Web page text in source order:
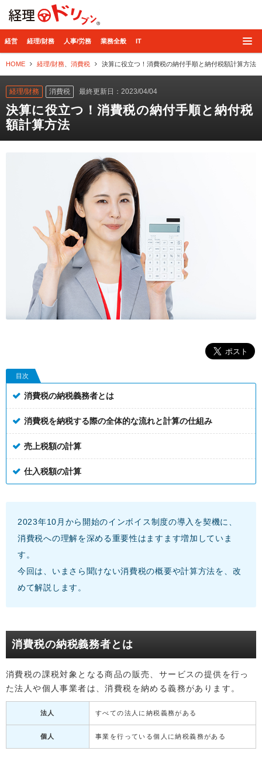
経営 経理/財務 人事/労務 業務全般 IT
HOME 経理/財務 消費税 決算に役立つ！消費税の納付手順と納付税額計算方法
経理/財務 消費税 最終更新日：2023/04/04
決算に役立つ！消費税の納付手順と納付税
額計算方法
目次
消費税の納税義務者とは
消費税を納税する際の全体的な流れと計算の仕組み
売上税額の計算
仕入税額の計算
2023年10月から開始のインボイス制度の導入を契機に、
消費税への理解を深める重要性はますます増加していま
す。
今回は、いまさら聞けない消費税の概要や計算方法を、改
めて解説します。
消費税の納税義務者とは
消費税の課税対象となる商品の販売、サービスの提供を行っ
た法人や個人事業者は、消費税を納める義務があります。
法人 すべての法人に納税義務がある
個人 事業を行っている個人に納税義務がある